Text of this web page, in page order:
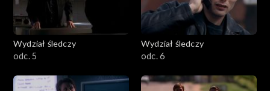
Wydział śledczy
odc. 5
Wydział śledczy
odc. 6